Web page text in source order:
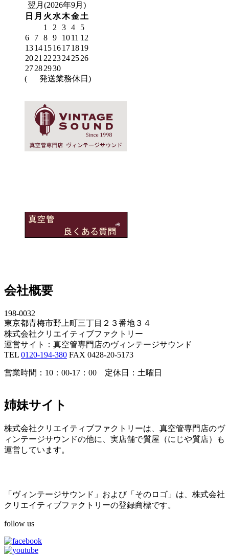
翌月(2026年9月)
日 月 火 水木金土
1
2 3 4
5
6
7 8 9 1011 12
13141516171819
2021 22 23242526
27282930
(
発送業務休日)
会社概要
198-0032
東京都青梅市野上町三丁目２３番地３４
株式会社クリエイティブファクトリー
運営サイト：真空管専門店のヴィンテージサウンド
TEL 0120-194-380 FAX 0428-20-5173
営業時間：10：00-17：00 定休日：土曜日
姉妹サイト
株式会社クリエイティブファクトリーは、真空管専門店のヴ
ィンテージサウンドの他に、実店舗で質屋（にじや質店）も
運営しています。
「ヴィンテージサウンド」および「そのロゴ」は、株式会社
クリエイティブファクトリーの登録商標です。
follow us